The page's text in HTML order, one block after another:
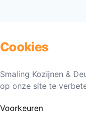
Cookies
Smaling Kozijnen &
op onze site te
Voorkeuren